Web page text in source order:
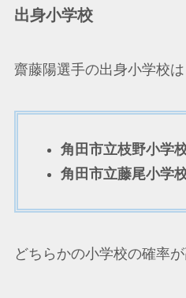
出身小学校
齋藤陽選手の出身小学校は
角田市立枝野小学
角田市立藤尾小学
どちらかの小学校の確率が